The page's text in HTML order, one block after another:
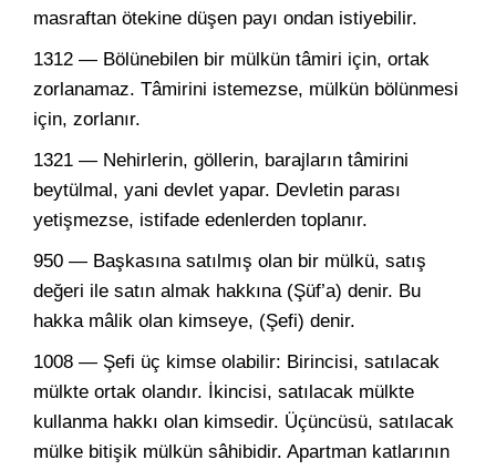
masraftan ötekine düşen payı ondan istiyebilir.
1312 — Bölünebilen bir mülkün tâmiri için, ortak
zorlanamaz. Tâmirini istemezse, mülkün bölünmesi
için, zorlanır.
1321 — Nehirlerin, göllerin, barajların tâmirini
beytülmal, yani devlet yapar. Devletin parası
yetişmezse, istifade edenlerden toplanır.
950 — Başkasına satılmış olan bir mülkü, satış
değeri ile satın almak hakkına (Şüf’a) denir. Bu
hakka mâlik olan kimseye, (Şefi) denir.
1008 — Şefi üç kimse olabilir: Birincisi, satılacak
mülkte ortak olandır. İkincisi, satılacak mülkte
kullanma hakkı olan kimsedir. Üçüncüsü, satılacak
mülke bitişik mülkün sâhibidir. Apartman katlarının